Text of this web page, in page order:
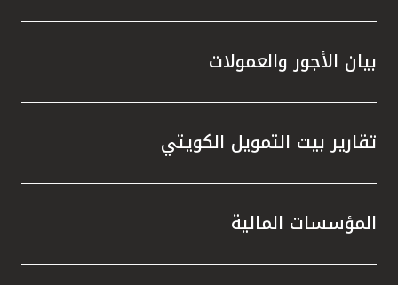
بيان الأجور والعمولات
تقارير بيت التمويل الكويتي
المؤسسات المالية